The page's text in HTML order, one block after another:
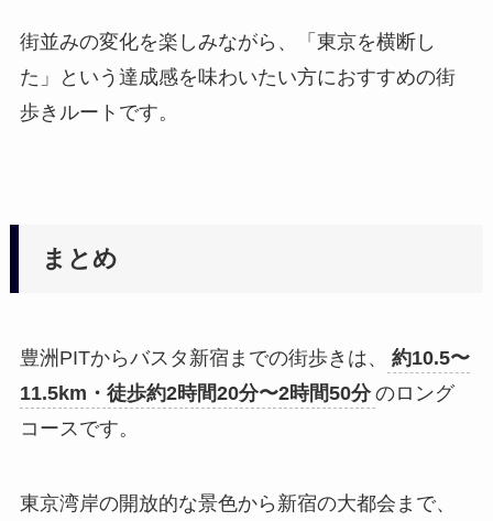
街並みの変化を楽しみながら、「東京を横断し
た」という達成感を味わいたい方におすすめの街
歩きルートです。
まとめ
豊洲PITからバスタ新宿までの街歩きは、
約10.5〜
11.5km・徒歩約2時間20分〜2時間50分 のロング
コースです。
東京湾岸の開放的な景色から新宿の大都会まで、